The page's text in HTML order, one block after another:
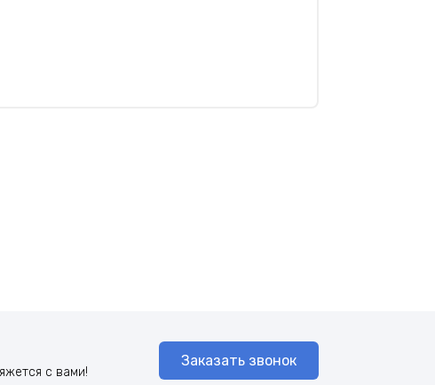
с вами!
Заказать звонок